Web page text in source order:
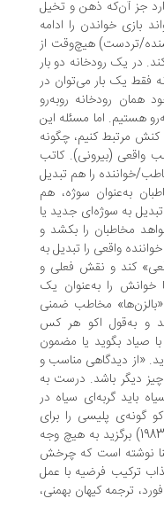
ذهن و تخیل
را ادامه
هیچ‌وقت از
رودخانه دو بار
بار می‌توان در
روبه‌رو
اما مسئله این
کنیم، چگونه
(بیرونی). کاتب
را هم تبدیل
سوژه، هم
سوژه‌ای جدید یا
را بکشد و
را تبدیل به
و نقش فعلی و
را به‌عنوان یک
مخاطب ضمنی
اکو هر کس
بگوید یا مضمون
دیدگاهی مناسب و
باشد. درست به
سیاه در
پلیسی را برای
اولین رمان خود، «نام گل سرخ» (1983) برگزید به هیچ وجه
است که چرخش
فرضیه با عمل
کیهان بهمنی،